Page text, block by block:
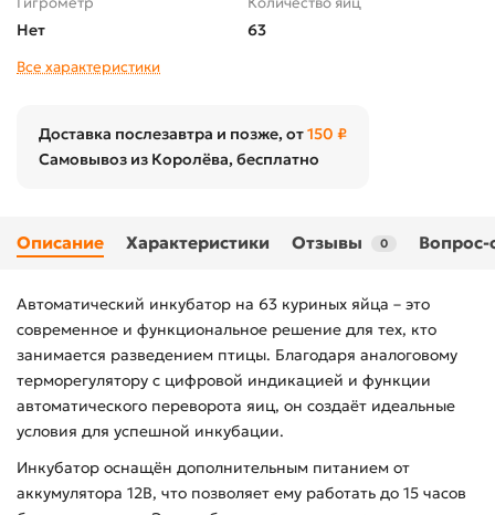
Нет 63
Все характеристики
Доставка послезавтра и позже, от150 ₽
Самовывоз из Королёва, бесплатно
Описание Характеристики Отзывы 0 Вопрос-
Автоматический инкубатор на 63 куриных яйца – это
современное и функциональное решение для тех, кто
занимается разведением птицы. Благодаря аналоговому
терморегулятору с цифровой индикацией и функции
автоматического переворота яиц, он создаёт идеальные
условия для успешной инкубации.
Инкубатор оснащён дополнительным питанием от
аккумулятора 12В, что позволяет ему работать до 15 часов